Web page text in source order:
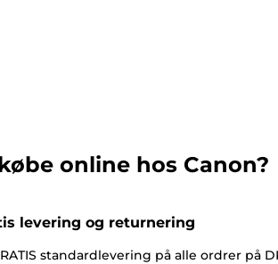
online hos Canon?
levering og returnering
standardlevering på alle ordrer på